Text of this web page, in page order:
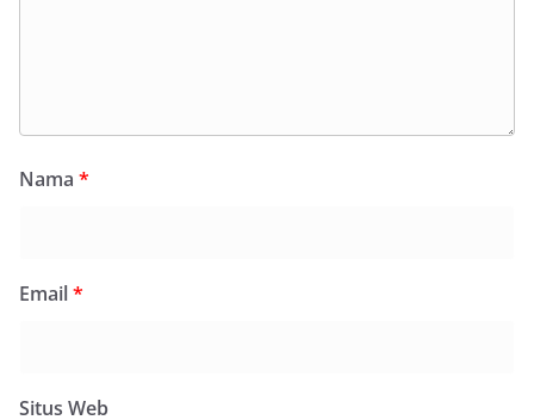
Nama *
Email*
Situs Web